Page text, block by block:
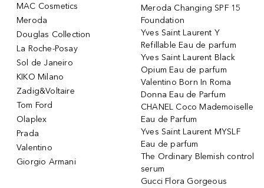
MAC Cosmetics
Meroda
Douglas Collection
La Roche-Posay
Sol de Janeiro
KIKO Milano
Zadig&Voltaire
Tom Ford
Olaplex
Prada
Valentino
Giorgio Armani
Meroda Changing SPF 15
Foundation
Yves Saint Laurent Y
Refillable Eau de parfum
Yves Saint Laurent Black
Opium Eau de parfum
Valentino Born In Roma
Donna Eau de Parfum
CHANEL Coco Mademoiselle
Eau de Parfum
Yves Saint Laurent MYSLF
Eau de parfum
The Ordinary Blemish control
serum
Gucci Flora Gorgeous